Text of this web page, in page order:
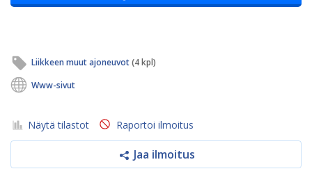
Liikkeen muut ajoneuvot(4 kpl)
Www-sivut
Näytä tilastot Raportoi ilmoitus
Jaa ilmoitus